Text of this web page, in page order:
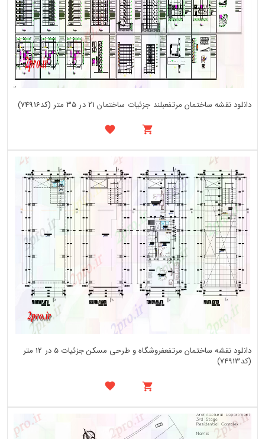
دانلود نقشه ساختمان مرتفعبلند جزئیات ساختمان 21 در 35 متر (کد74916)
دانلود نقشه ساختمان مرتفعفروشگاه و طرحی مسکن جزئیات 5 در 12 متر
(کد74913)